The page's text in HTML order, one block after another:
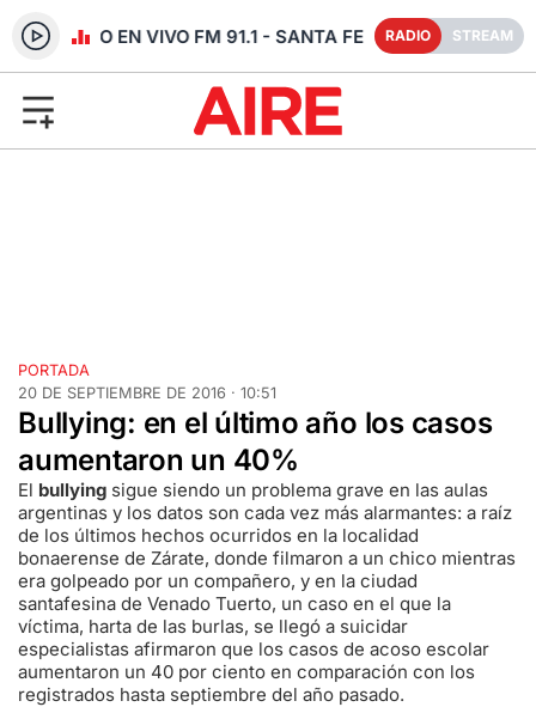
RADIO EN VIVO FM 91.1 - SANTA FE RADIO STREAM
PORTADA
20 DE SEPTIEMBRE DE 2016 · 10:51
Bullying: en el último año los casos
aumentaron un 40%
El bullying sigue siendo un problema grave en las aulas
argentinas y los datos son cada vez más alarmantes: a raíz
de los últimos hechos ocurridos en la localidad
bonaerense de Zárate, donde filmaron a un chico mientras
era golpeado por un compañero, y en la ciudad
santafesina de Venado Tuerto, un caso en el que la
víctima, harta de las burlas, se llegó a suicidar
especialistas afirmaron que los casos de acoso escolar
aumentaron un 40 por ciento en comparación con los
registrados hasta septiembre del año pasado.